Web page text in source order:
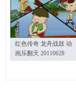
红色传奇 龙舟战鼓 动
画乐翻天 20110628